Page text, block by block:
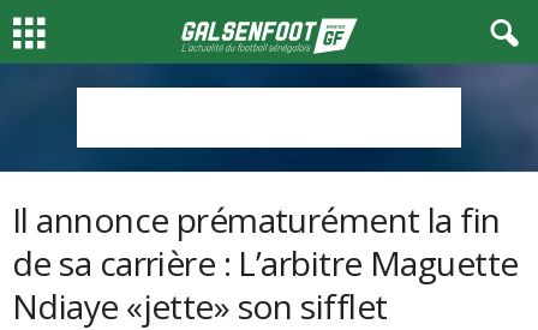
Il annonce prématurément la fin
de sa carrière : L’arbitre Maguette
Ndiaye «jette» son sifflet